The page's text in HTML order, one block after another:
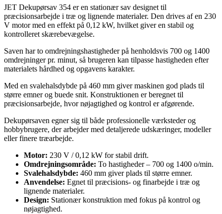
JET Dekupørsav 354 er en stationær sav designet til
præcisionsarbejde i træ og lignende materialer. Den drives af en 230
V motor med en effekt på 0,12 kW, hvilket giver en stabil og
kontrolleret skærebevægelse.
Saven har to omdrejningshastigheder på henholdsvis 700 og 1400
omdrejninger pr. minut, så brugeren kan tilpasse hastigheden efter
materialets hårdhed og opgavens karakter.
Med en svalehalsdybde på 460 mm giver maskinen god plads til
større emner og buede snit. Konstruktionen er beregnet til
præcisionsarbejde, hvor nøjagtighed og kontrol er afgørende.
Dekupørsaven egner sig til både professionelle værksteder og
hobbybrugere, der arbejder med detaljerede udskæringer, modeller
eller finere træarbejde.
Motor: 230 V / 0,12 kW for stabil drift.
Omdrejningsområde: To hastigheder – 700 og 1400 o/min.
Svalehalsdybde: 460 mm giver plads til større emner.
Anvendelse: Egnet til præcisions- og finarbejde i træ og
lignende materialer.
Design: Stationær konstruktion med fokus på kontrol og
nøjagtighed.